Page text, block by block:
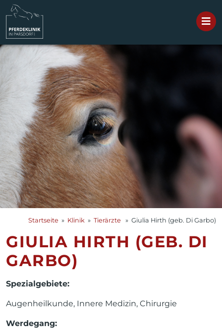
Startseite » Klinik » Tierärzte » Giulia Hirth (geb. Di Garbo)
GIULIA HIRTH (GEB. DI
GARBO)
Spezialgebiete:
Augenheilkunde, Innere Medizin, Chirurgie
Werdegang: